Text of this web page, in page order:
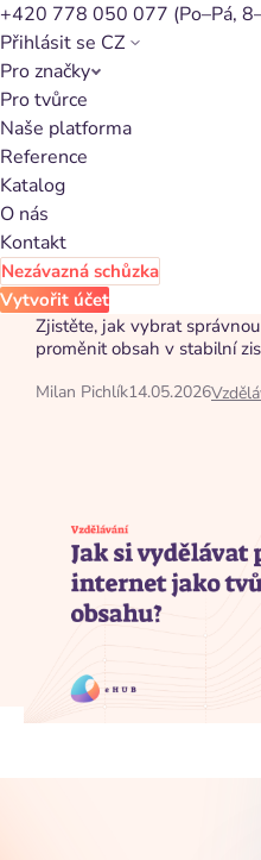
+420 778 050 077 (Po–Pá,
Přihlásit se CZ
Pro značky
Pro tvůrce
Naše platforma
Reference
Katalog
O nás
Kontakt
Nezávazná schůzka
Vytvořit účet
Zpět na články
Jak si
internet jako
obsahu?
K tomu, abyste získali
nepotřebujete štěstí, ale
Zjistěte, jak vybrat
proměnit obsah v stabilní
Milan Pichlík14.05.2026